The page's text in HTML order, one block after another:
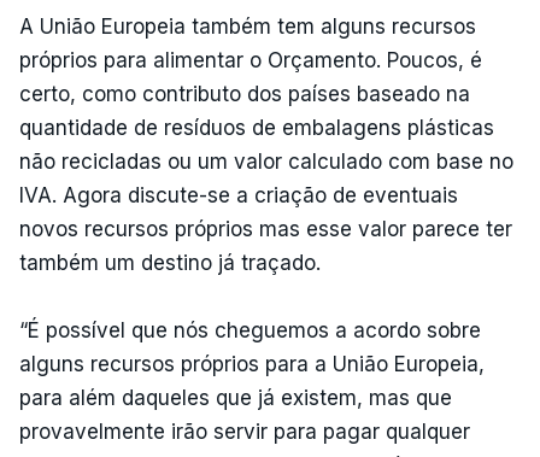
A União Europeia também tem alguns recursos
próprios para alimentar o Orçamento. Poucos, é
certo, como contributo dos países baseado na
quantidade de resíduos de embalagens plásticas
não recicladas ou um valor calculado com base no
IVA. Agora discute-se a criação de eventuais
novos recursos próprios mas esse valor parece ter
também um destino já traçado.
“É possível que nós cheguemos a acordo sobre
alguns recursos próprios para a União Europeia,
para além daqueles que já existem, mas que
provavelmente irão servir para pagar qualquer